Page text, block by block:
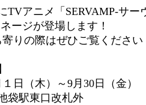
TVアニメ「SERVAMP-サー
ージが登場します！
りの際はぜひご覧ください
日（木）～9月30日（金）
袋駅東口改札外